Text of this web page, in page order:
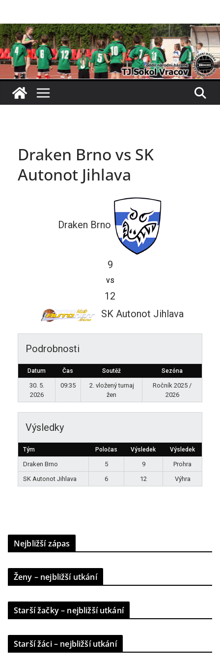
obsah
Draken Brno vs SK
Autonot Jihlava
Draken Brno
9
vs
12
SK Autonot Jihlava
Podrobnosti
Datum Čas Soutěž Sezóna
30. 5.
2026
09:35
2. vložený turnaj
žen
Ročník 2025 /
2026
Výsledky
Tým Poločas Výsledek Výsledek
Draken Brno 5 9
Prohra
SK Autonot Jihlava
6 12 Výhra
Nejbližší zápas
Ženy – nejbližší utkání
Starší žačky – nejbližší utkání
Starší žáci – nejbližší utkání